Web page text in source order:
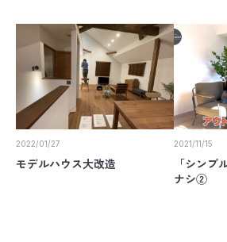
2022/01/27
モデルハウス大改造
2021/11/15
「シンプ
ナシ②